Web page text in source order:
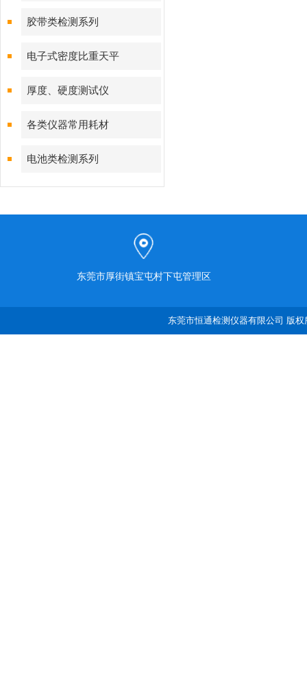
胶带类检测系列
电子式密度比重天平
厚度、硬度测试仪
各类仪器常用耗材
电池类检测系列
东莞市厚街镇宝屯村下屯管理区
东莞市恒通检测仪器有限公司 版